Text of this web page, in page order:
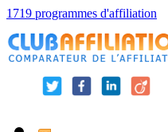
1719 programmes d'affiliation